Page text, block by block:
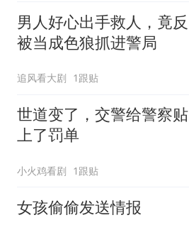
男人好心出手救人，竟反
被当成色狼抓进警局
追风看大剧 1跟贴
世道变了，交警给警察贴
上了罚单
小火鸡看剧 1跟贴
女孩偷偷发送情报